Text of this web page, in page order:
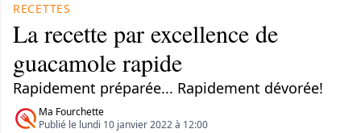
RECETTES
La recette par excellence de
guacamole rapide
Rapidement préparée... Rapidement dévorée!
Ma Fourchette
Publié le lundi 10 janvier 2022 à 12:00